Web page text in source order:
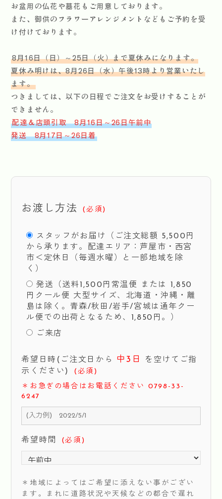
お盆用の仏花や墓花もご用意しております。
また、御供のフラワーアレンジメントなどもご予約を受
け付けております。
8月16日（日）～25日（火）まで夏休みになります。
夏休み明けは、8月26日（水）午後13時より営業いたし
ます。
つきましては、以下の日程でご注文をお受けすることが
できません。
配達＆店頭引取 8月16日～26日午前中
発送 8月17日～26日着
お渡し方法 (必須)
スタッフがお届け（ご注文総額 5,500円
から承ります。配達エリア：芦屋市・西宮
市＜定休日（毎週水曜）と一部地域を除
く）
発送（送料1,500円常温便 または 1,850
円クール便 大型サイズ、北海道・沖縄・離
島は除く。青森/秋田/岩手/宮城は通年クー
ル便での出荷となるため、1,850円。）
ご来店
希望日時(ご注文日から 中3日
を空けてご指
示ください)
(必須)
＊お急ぎの場合はお電話ください 0798-33-
6247
希望時間 (必須)
＊地域によってはご希望に添えない事がござい
ます。まれに道路状況や天候などの都合で遅れ